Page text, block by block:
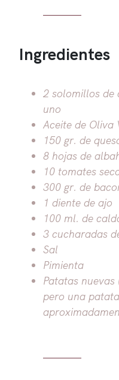
Ingredientes
2 solomillos de
uno
Aceite de Oliva
150 gr. de
8 hojas de
10 tomates
300 gr. de
1 diente de ajo
100 ml. de
3 cucharadas
Sal
Pimienta
Patatas
pero una